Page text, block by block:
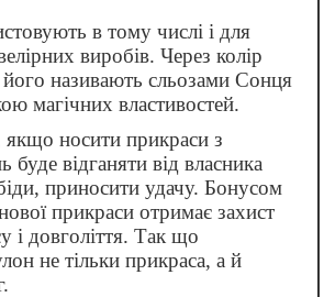
в тому числі і для
виробів. Через колір
його називають сльозами Сонця
магічних властивостей.
носити прикраси з
буде відганяти від власника
біди, приносити удачу. Бонусом
прикраси отримає захист
і довголіття. Так що
не тільки прикраса, а й